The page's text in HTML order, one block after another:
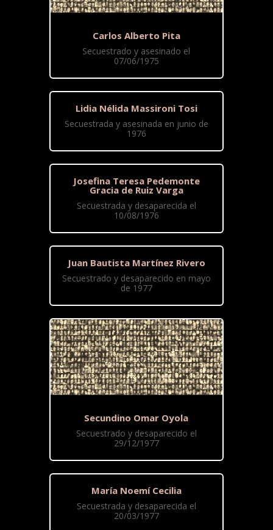
Carlos Alberto Pita
Secuestrado y asesinado el
07/06/1975
Lidia Nélida Massironi Tosi
Secuestrada y asesinada en junio de
1976
Josefina Teresa Pedemonte
Gracia de Ruiz Varga
Secuestrada y desaparecida el
10/08/1976
Juan Bautista Martínez Rivero
Secuestrado y desaparecido en mayo
de 1977
Secundino Omar Oyola
Secuestrado y desaparecido el
29/12/1977
María Noemí Cecilia
Secuestrada y desaparecida el
20/03/1977